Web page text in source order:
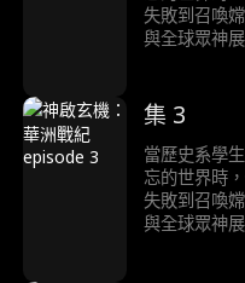
失敗到召喚
與全球眾神
集 3
當歷史系學
忘的世界時
失敗到召喚
與全球眾神